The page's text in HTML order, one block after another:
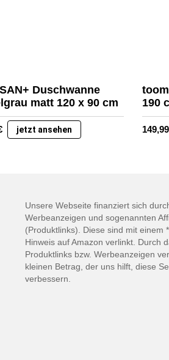
Duschwanne
matt 120 x 90 cm
jetzt ansehen
190
149,99
Unsere Webseite finanziert sich
Werbeanzeigen und sogenannten
(Produktlinks). Diese sind mit einem
Hinweis auf Amazon verlinkt. Durch
Produktlinks bzw. Werbeanzeigen
kleinen Betrag, der uns hilft, diese
verbessern.